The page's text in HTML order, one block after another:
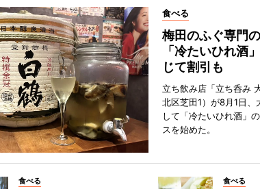
食べる
梅田のふぐ専門
「冷たいひれ
じて割引も
立ち飲み店「立ち呑み
北区芝田1）が8月1日
して「冷たいひれ酒」
スを始めた。
食べる 食べる